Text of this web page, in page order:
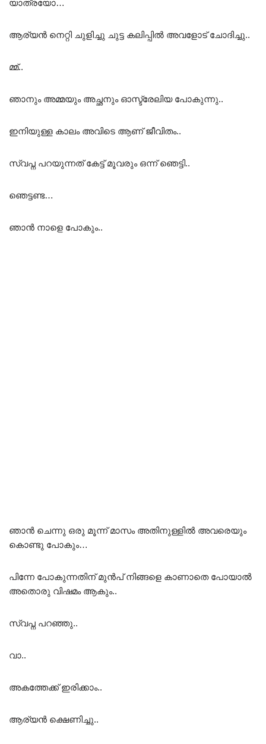
യാത്രയോ…
ആര്യൻ നെറ്റി ചുളിച്ചു ചുട്ട കലിപ്പിൽ അവളോട് ചോദിച്ചു..
മ്മ്..
ഞാനും അമ്മയും അച്ഛനും ഓസ്ട്രേലിയ പോകുന്നു..
ഇനിയുള്ള കാലം അവിടെ ആണ് ജീവിതം..
സ്വപ്ന പറയുന്നത് കേട്ട് മൂവരും ഒന്ന് ഞെട്ടി..
ഞെട്ടണ്ട…
ഞാൻ നാളെ പോകും..
ഞാൻ ചെന്നു ഒരു മൂന്ന് മാസം അതിനുള്ളിൽ അവരെയും
കൊണ്ടു പോകും…
പിന്നേ പോകുന്നതിന് മുൻപ് നിങ്ങളെ കാണാതെ പോയാൽ
അതൊരു വിഷമം ആകും..
സ്വപ്ന പറഞ്ഞു..
വാ..
അകത്തേക്ക് ഇരിക്കാം..
ആര്യൻ ക്ഷെണിച്ചു..